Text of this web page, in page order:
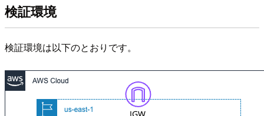
検証環境
検証環境は以下のとおりです。